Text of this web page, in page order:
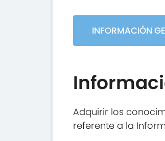
INFORMACIÓN
Adquirir los
referente a la